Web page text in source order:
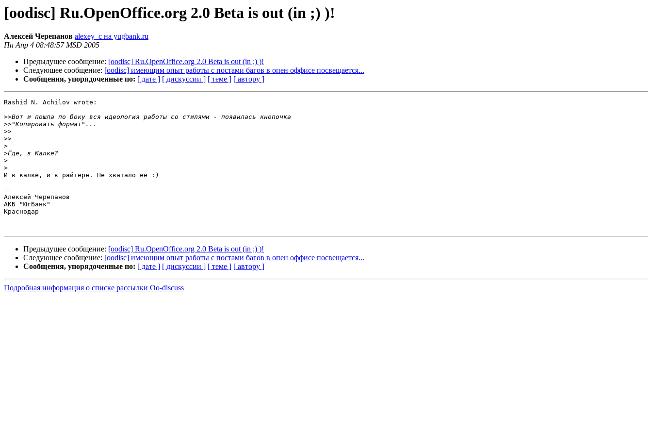
[oodisc] Ru.OpenOffice.org 2.0 Beta is out (in ;) )!
Алексей Черепанов alexey_c на yugbank.ru
Пн Апр 4 08:48:57 MSD 2005
Предыдущее сообщение: [oodisc] Ru.OpenOffice.org 2.0 Beta is out (in ;) )!
Следующее сообщение: [oodisc] имеющим опыт работы с постами багов в опен оффисе посвещается...
Сообщения, упорядоченные по: [ дате ] [ дискуссии ] [ теме ] [ автору ]
Rashid N. Achilov wrote:
>>
>>
>>
>>
>
>
>
>
И в калке, и в райтере. Не хватало её :)
--
Алексей Черепанов
АКБ "ЮгБанк"
Краснодар
Предыдущее сообщение: [oodisc] Ru.OpenOffice.org 2.0 Beta is out (in ;) )!
Следующее сообщение: [oodisc] имеющим опыт работы с постами багов в опен оффисе посвещается...
Сообщения, упорядоченные по: [ дате ] [ дискуссии ] [ теме ] [ автору ]
Подробная информация о списке рассылки Oo-discuss